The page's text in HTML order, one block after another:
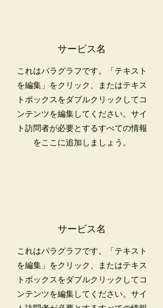
サービス名
これはパラグラフです。「テキスト
を編集」をクリック、またはテキス
トボックスをダブルクリックしてコ
ンテンツを編集してください。サイ
ト訪問者が必要とするすべての情報
をここに追加しましょう。
サービス名
これはパラグラフです。「テキスト
を編集」をクリック、またはテキス
トボックスをダブルクリックしてコ
ンテンツを編集してください。サイ